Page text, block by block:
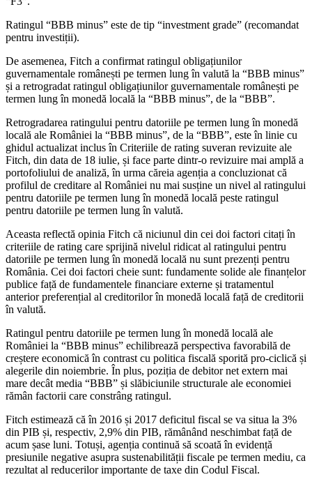
Ratingul “BBB minus” este de tip “investment grade” (recomandat
pentru investiții).
De asemenea, Fitch a confirmat ratingul obligațiunilor
guvernamentale românești pe termen lung în valută la “BBB minus”
și a retrogradat ratingul obligațiunilor guvernamentale românești pe
termen lung în monedă locală la “BBB minus”, de la “BBB”.
Retrogradarea ratingului pentru datoriile pe termen lung în monedă
locală ale României la “BBB minus”, de la “BBB”, este în linie cu
ghidul actualizat inclus în Criteriile de rating suveran revizuite ale
Fitch, din data de 18 iulie, și face parte dintr-o revizuire mai amplă a
portofoliului de analiză, în urma căreia agenția a concluzionat că
profilul de creditare al României nu mai susține un nivel al ratingului
pentru datoriile pe termen lung în monedă locală peste ratingul
pentru datoriile pe termen lung în valută.
Aceasta reflectă opinia Fitch că niciunul din cei doi factori citați în
criteriile de rating care sprijină nivelul ridicat al ratingului pentru
datoriile pe termen lung în monedă locală nu sunt prezenți pentru
România. Cei doi factori cheie sunt: fundamente solide ale finanțelor
publice față de fundamentele financiare externe și tratamentul
anterior preferențial al creditorilor în monedă locală față de creditorii
în valută.
Ratingul pentru datoriile pe termen lung în monedă locală ale
României la “BBB minus” echilibrează perspectiva favorabilă de
creștere economică în contrast cu politica fiscală sporită pro-ciclică și
alegerile din noiembrie. În plus, poziția de debitor net extern mai
mare decât media “BBB” și slăbiciunile structurale ale economiei
rămân factorii care constrâng ratingul.
Fitch estimează că în 2016 și 2017 deficitul fiscal se va situa la 3%
din PIB și, respectiv, 2,9% din PIB, rămânând neschimbat față de
acum șase luni. Totuși, agenția continuă să scoată în evidență
presiunile negative asupra sustenabilității fiscale pe termen mediu, ca
rezultat al reducerilor importante de taxe din Codul Fiscal.